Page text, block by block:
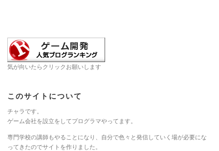
気が向いたらクリックお願いします
このサイトについて
チャラです。
ゲーム会社を設立をしてプログラマやってます。
専門学校の講師もやることになり、自分で色々と発信していく場が必要にな
ってきたのでサイトを作りました。